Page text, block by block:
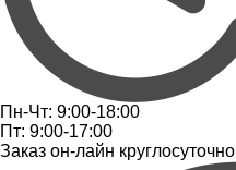
Пн-Чт: 9:00-18:00
Пт: 9:00-17:00
Заказ он-лайн круглосуточно